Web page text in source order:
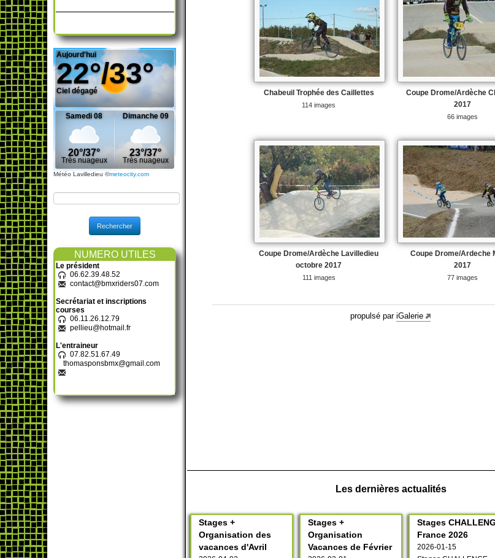
Météo Lavilledieu ©meteocity.com
Rechercher
NUMERO UTILES
Le président
06.62.39.48.52
contact@bmxriders07.com
Secrétariat et inscriptions
courses
06.11.26.12.79
pellieu@hotmail.fr
L'entraineur
07.82.51.67.49
thomasponsbmx@gmail.com
Les dernières actualités
Stages +
Organisation des
vacances d'Avril
Stages +
Organisation
Vacances de Février
Stages
France 2026
2026-01-15